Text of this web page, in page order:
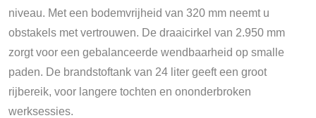
niveau. Met een bodemvrijheid van 320 mm neemt u
obstakels met vertrouwen. De draaicirkel van 2.950 mm
zorgt voor een gebalanceerde wendbaarheid op smalle
paden. De brandstoftank van 24 liter geeft een groot
rijbereik, voor langere tochten en ononderbroken
werksessies.